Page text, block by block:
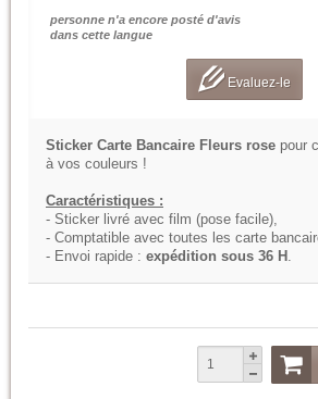
personne n'a encore posté d'avis
dans cette langue
Evaluez-le
Sticker Carte Bancaire Fleurs rose pour
à vos couleurs !
Caractéristiques :
- Sticker livré avec film (pose facile),
- Comptatible avec toutes les carte
- Envoi rapide : expédition sous 36 H .